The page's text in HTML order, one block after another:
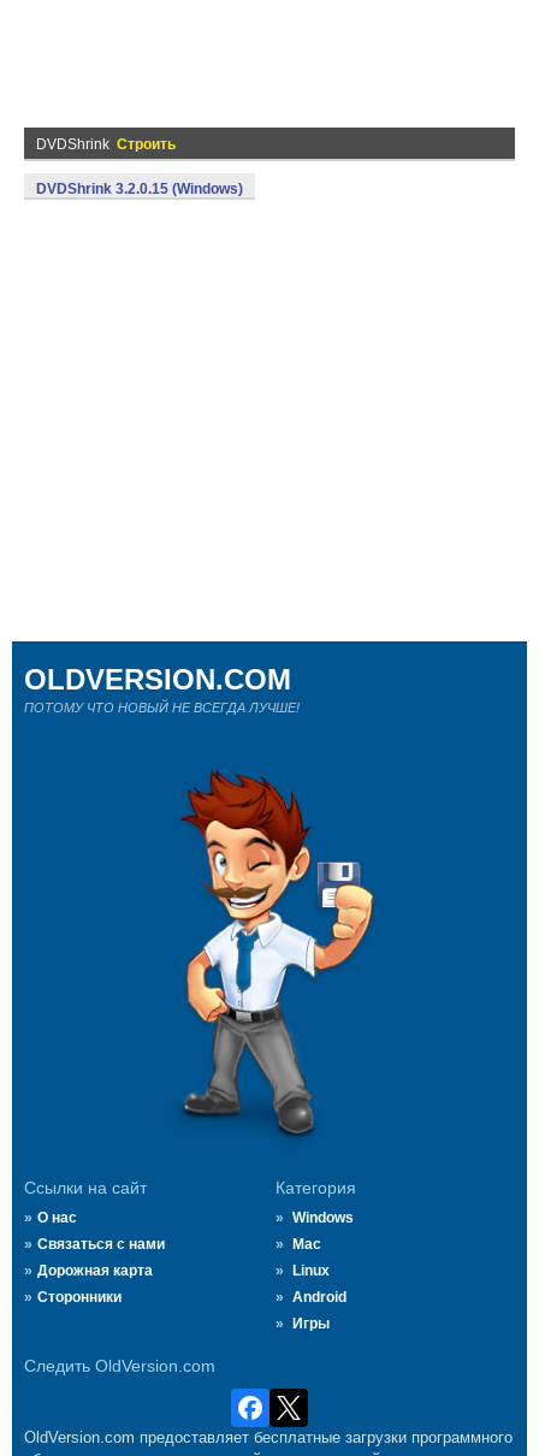
DVDShrink Строить
DVDShrink 3.2.0.15 (Windows)
Ссылки на сайт
О нас
Связаться с нами
Дорожная карта
Сторонники
Категория
Windows
Mac
Linux
Android
Игры
Следить OldVersion.com
OLDVERSION.COM
ПОТОМУ ЧТО НОВЫЙ НЕ ВСЕГДА ЛУЧШЕ!
OldVersion.com предоставляет бесплатные загрузки программного